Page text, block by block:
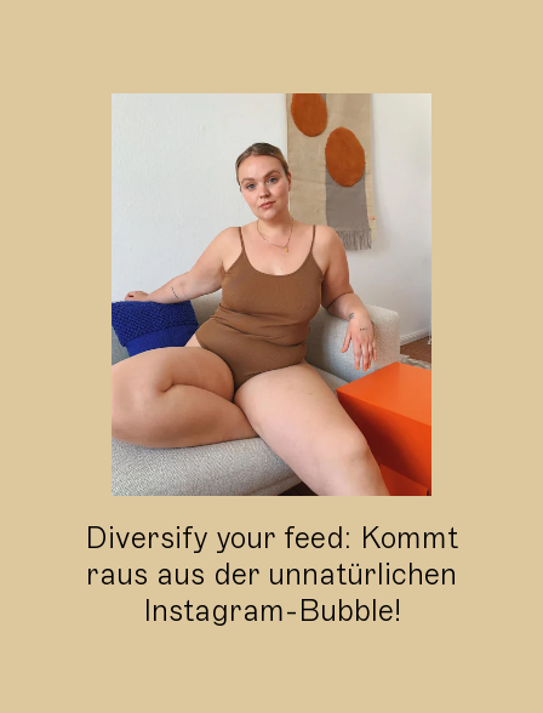
Diversify your feed: Kommt
raus aus der unnatürlichen
Instagram-Bubble!